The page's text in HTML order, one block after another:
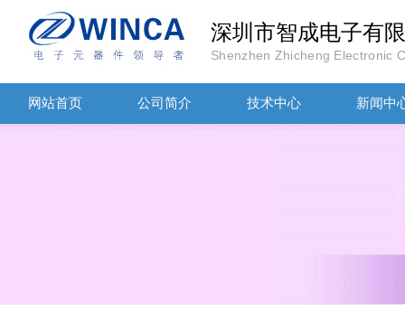
深圳市智成电子有
Shenzhen Zhicheng Electronic
网站首页 公司简介 技术中心 新闻中
TDK-EPCOS热敏电阻 B57351V5103H060